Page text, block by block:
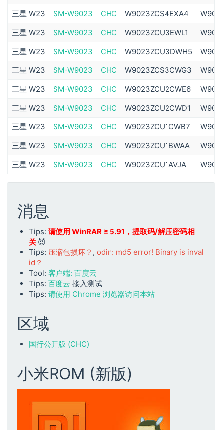
三星 W23
SM-W9023 CHC W9023ZCS4EXA4
三星 W23
SM-W9023 CHC W9023ZCU3EWL1
三星 W23
SM-W9023 CHC W9023ZCU3DWH5
三星 W23
SM-W9023 CHC W9023ZCS3CWG3
三星 W23
SM-W9023 CHC W9023ZCU2CWE6
三星 W23
SM-W9023 CHC W9023ZCU2CWD1
三星 W23
SM-W9023 CHC W9023ZCU1CWB7
三星 W23
SM-W9023 CHC W9023ZCU1BWAA
三星 W23
SM-W9023 CHC W9023ZCU1AVJA
消息
Tips: 请使用 WinRAR ≥ 5.91，提取码/解压密码相
关 😈
Tips: 压缩包损坏？ , odin: md5 error! Binary is inval
id？
Tool: 客户端: 百度云
Tips: 百度云 接入测试
Tips: 请使用 Chrome 浏览器访问本站
区域
国行公开版 (CHC)
小米ROM (新版)